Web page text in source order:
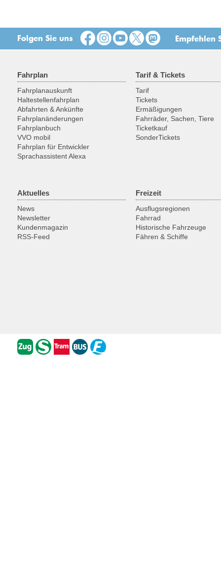
Folgen Sie uns Empfehlen
Fahrplan
Fahrplanauskunft
Haltestellenfahrplan
Abfahrten & Ankünfte
Fahrplanänderungen
Fahrplanbuch
VVO mobil
Fahrplan für Entwickler
Sprachassistent Alexa
Tarif & Tickets
Tarif
Tickets
Ermäßigungen
Fahrräder, Sachen, Tiere
Ticketkauf
SonderTickets
Aktuelles
News
Newsletter
Kundenmagazin
RSS-Feed
Freizeit
Ausflugsregionen
Fahrrad
Historische Fahrzeuge
Fähren & Schiffe